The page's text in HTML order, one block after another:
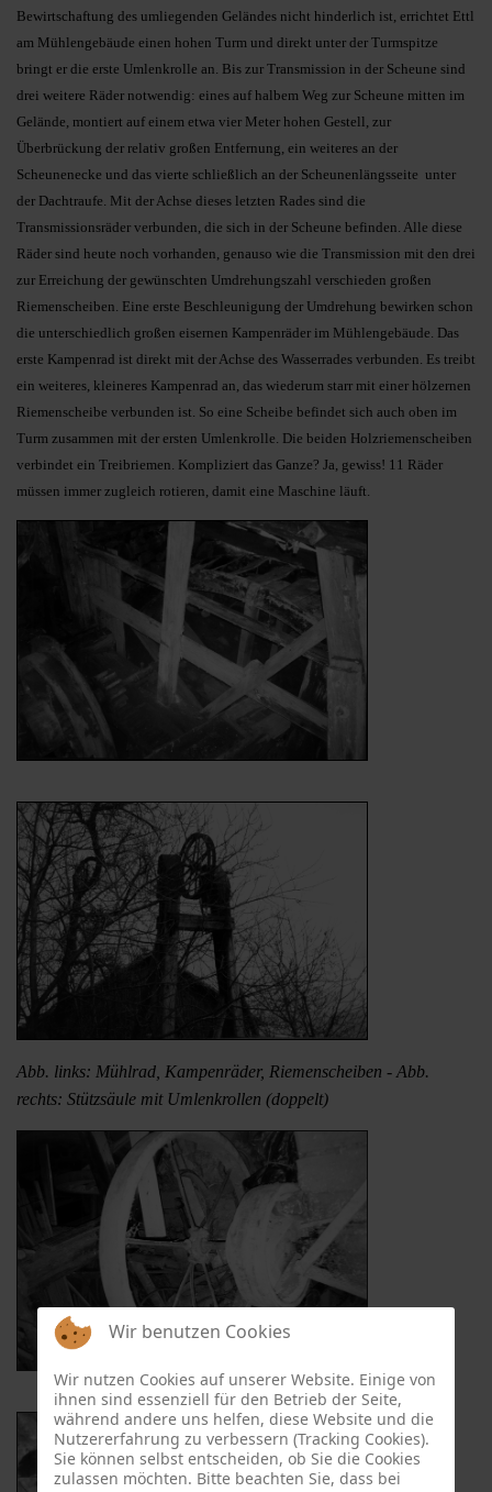
Bewirtschaftung des umliegenden Geländes nicht hinderlich ist, errichtet Ettl
am Mühlengebäude einen hohen Turm und direkt unter der Turmspitze
bringt er die erste Umlenkrolle an. Bis zur Transmission in der Scheune sind
drei weitere Räder notwendig: eines auf halbem Weg zur Scheune mitten im
Gelände, montiert auf einem etwa vier Meter hohen Gestell, zur
Überbrückung der relativ großen Entfernung, ein weiteres an der
Scheunenecke und das vierte schließlich an der Scheunenlängsseite unter
der Dachtraufe. Mit der Achse dieses letzten Rades sind die
Transmissionsräder verbunden, die sich in der Scheune befinden. Alle diese
Räder sind heute noch vorhanden, genauso wie die Transmission mit den drei
zur Erreichung der gewünschten Umdrehungszahl verschieden großen
Riemenscheiben. Eine erste Beschleunigung der Umdrehung bewirken schon
die unterschiedlich großen eisernen Kampenräder im Mühlengebäude. Das
erste Kampenrad ist direkt mit der Achse des Wasserrades verbunden. Es treibt
ein weiteres, kleineres Kampenrad an, das wiederum starr mit einer hölzernen
Riemenscheibe verbunden ist. So eine Scheibe befindet sich auch oben im
Turm zusammen mit der ersten Umlenkrolle. Die beiden Holzriemenscheiben
verbindet ein Treibriemen. Kompliziert das Ganze? Ja, gewiss! 11 Räder
müssen immer zugleich rotieren, damit eine Maschine läuft.
Abb. links: Mühlrad, Kampenräder, Riemenscheiben - Abb.
rechts: Stützsäule mit Umlenkrollen (doppelt)
Wir benutzen Cookies
Wir nutzen Cookies auf unserer Website. Einige von
ihnen sind essenziell für den Betrieb der Seite,
während andere uns helfen, diese Website und die
Nutzererfahrung zu verbessern (Tracking Cookies).
Sie können selbst entscheiden, ob Sie die Cookies
zulassen möchten. Bitte beachten Sie, dass bei